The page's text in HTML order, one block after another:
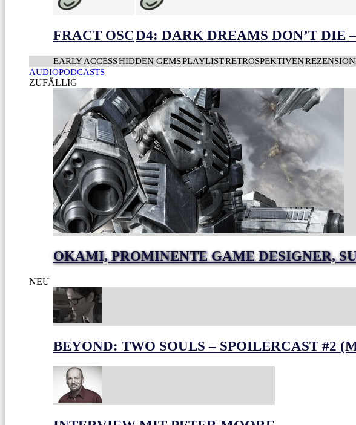
FRACT OSCD4: DARK DREAMS DON’T DIE
EARLY ACCESSHIDDEN GEMSPLAYLISTRETROSPEKTIVEN
AUDIOPODCASTS
ZUFÄLLIG
OKAMI, PROMINENTE GAME DESIGNER,
NEU
BEYOND: TWO SOULS – SPOILERCAST #2